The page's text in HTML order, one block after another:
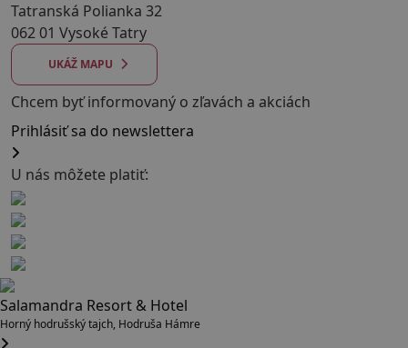
Tatranská Polianka 32
062 01 Vysoké Tatry
UKÁŽ MAPU
Chcem byť informovaný o zľavách a akciách
Prihlásiť sa do newslettera
U nás môžete platiť:
Salamandra Resort & Hotel
Horný hodrušský tajch, Hodruša Hámre